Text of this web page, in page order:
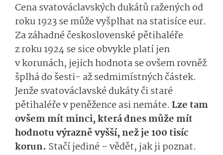
Cena svatováclavských dukátů ražených od
roku 1923 se může vyšplhat na statisíce eur.
Za záhadné československé pětihaléře
z roku 1924 se sice obvykle platí jen
v korunách, jejich hodnota se ovšem rovněž
šplhá do šesti- až sedmimístných částek.
Jenže svatováclavské dukáty či staré
pětihaléře v peněžence asi nemáte. Lze tam
ovšem mít minci, která dnes může mít
hodnotu výrazně vyšší, než je 100 tisíc
korun. Stačí jediné – vědět, jak ji poznat.